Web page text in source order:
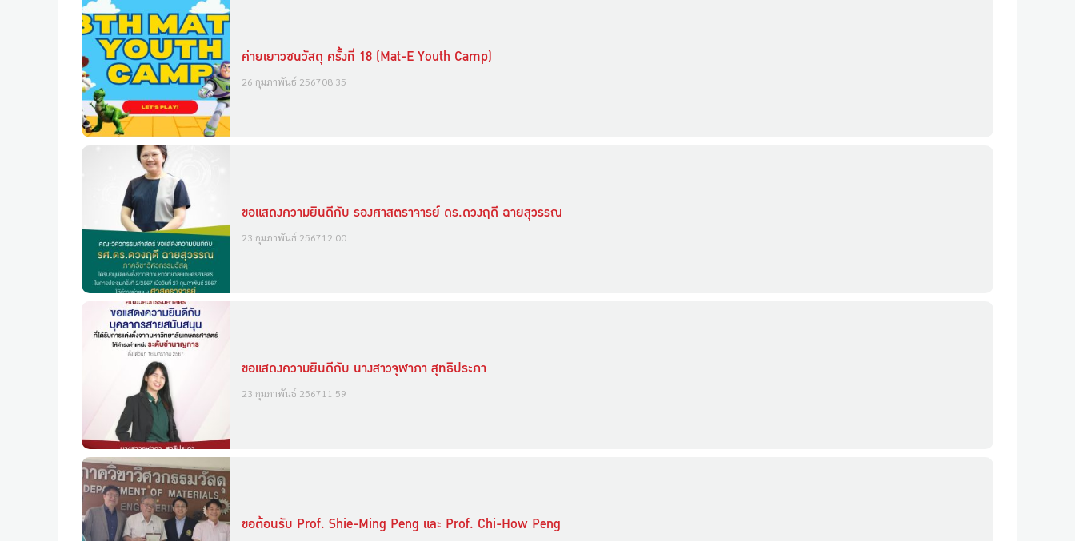
ค่ายเยาวชนวัสดุ ครั้งที่ 18 (Mat-E Youth Camp)
26 กุมภาพันธ์ 256708:35
ขอแสดงความยินดีกับ รองศาสตราจารย์ ดร.ดวงฤดี ฉายสุวรรณ
23 กุมภาพันธ์ 256712:00
ขอแสดงความยินดีกับ นางสาวจุฬาภา สุทธิประภา
23 กุมภาพันธ์ 256711:59
ขอต้อนรับ Prof. Shie-Ming Peng และ Prof. Chi-How Peng